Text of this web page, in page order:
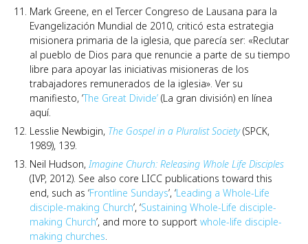
Mark Greene, en el Tercer Congreso de Lausana para la
Evangelización Mundial de 2010, criticó esta estrategia
misionera primaria de la iglesia, que parecía ser: «Reclutar
al pueblo de Dios para que renuncie a parte de su tiempo
libre para apoyar las iniciativas misioneras de los
trabajadores remunerados de la iglesia». Ver su
manifiesto, ‘The Great Divide’ (La gran división) en línea
aquí.
Lesslie Newbigin, The Gospel in a Pluralist Society(SPCK,
1989), 139.
Neil Hudson, Imagine Church: Releasing Whole Life Disciples
(IVP, 2012). See also core LICC publications toward this
end, such as ‘Frontline Sundays’, ‘Leading a Whole-Life
disciple-making Church’, ‘Sustaining Whole-Life disciple-
making Church’, and more to support whole-life disciple-
making churches.